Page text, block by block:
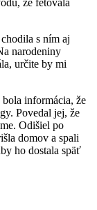
že fetovala
s ním aj
narodeniny
určite by mi
informácia, že
Povedal jej, že
Odišiel po
domov a spali
ho dostala späť